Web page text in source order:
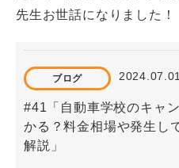
先生お世話になりました！
ブログ 2024.07.01
#41「自動車学校のキャ
かる？料金相場や発生し
解説」